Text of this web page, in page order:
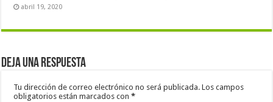
abril 19, 2020
Deja una respuesta
Tu dirección de correo electrónico no será publicada. Los campos
obligatorios están marcados con*